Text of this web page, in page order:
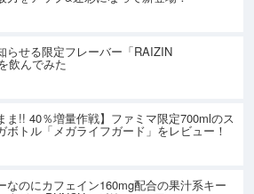
らせる限定フレーバー「RAIZIN
飲んでみた
ま!! 40％増量作戦】ファミマ限定700mlのス
ボトル「メガライフガード」をレビュー！
なのにカフェイン160mg配合の果汁系キー